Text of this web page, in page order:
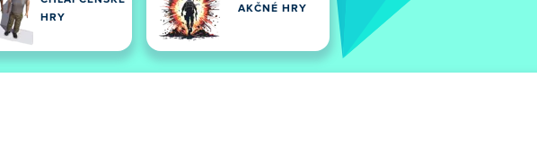
HRY
AKČNÉ HRY